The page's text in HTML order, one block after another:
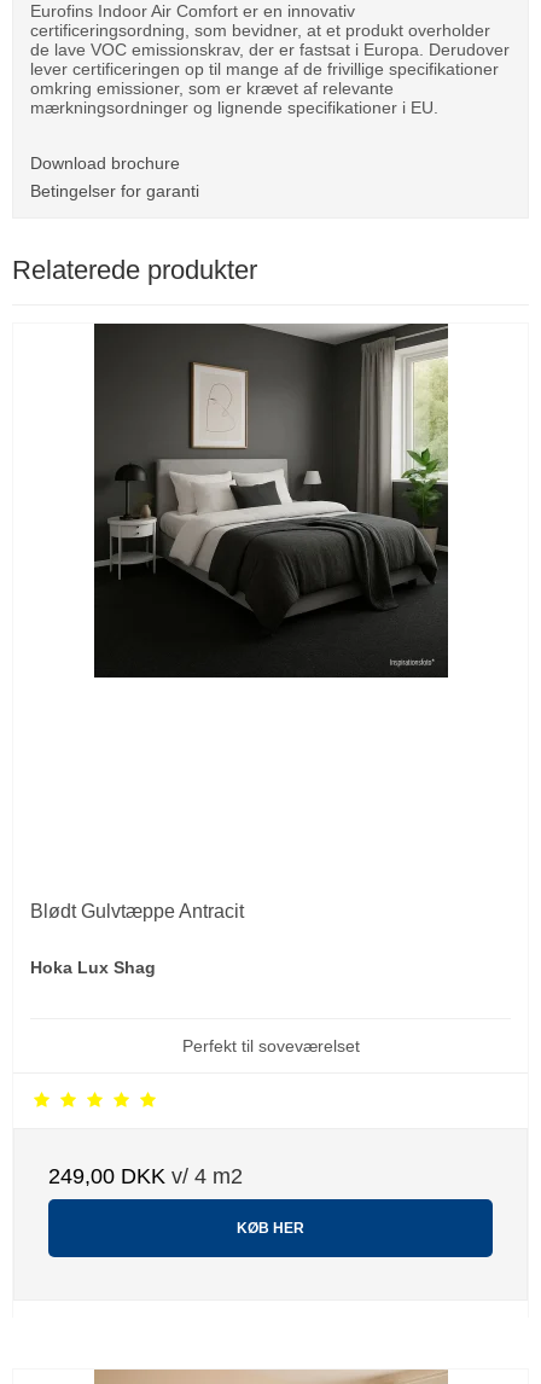
Eurofins Indoor Air Comfort er en innovativ
certificeringsordning, som bevidner, at et produkt overholder
de lave VOC emissionskrav, der er fastsat i Europa. Derudover
lever certificeringen op til mange af de frivillige specifikationer
omkring emissioner, som er krævet af relevante
mærkningsordninger og lignende specifikationer i EU.
Download brochure
Betingelser for garanti
Relaterede produkter
Blødt Gulvtæppe Antracit
Hoka Lux Shag
Perfekt til soveværelset
249,00 DKK v/ 4 m2
KØB HER